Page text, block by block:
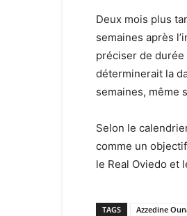
Deux mois plus
semaines après
préciser de durée
déterminerait la
semaines, même
Selon le
comme un
le Real Oviedo et
TAGS Azzedine